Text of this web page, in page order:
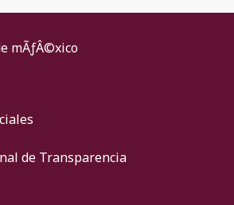
de Transparencia